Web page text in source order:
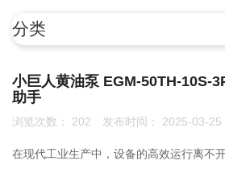
分类
联系我们
0755-86192801
小巨人黄油泵 EGM-50TH-10S-
助手
浏览次数： 202 发布时间： 2025-03-25
在现代工业生产中，设备的高效运行离不